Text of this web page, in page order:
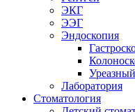
ЭКГ
ЭЭГ
Эндоскопия
Лаборатория
Стоматология